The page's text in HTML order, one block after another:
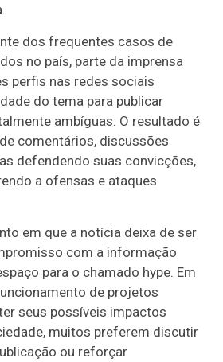
dos frequentes casos de
no país, parte da imprensa
perfis nas redes sociais
do tema para publicar
ambíguas. O resultado é
comentários, discussões
defendendo suas convicções,
a ofensas e ataques
em que a notícia deixa de ser
com a informação
para o chamado hype. Em
de projetos
seus possíveis impactos
muitos preferem discutir
ou reforçar